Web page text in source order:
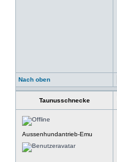
Nach oben
Taunusschnecke
Aussenhundantrieb-Emu